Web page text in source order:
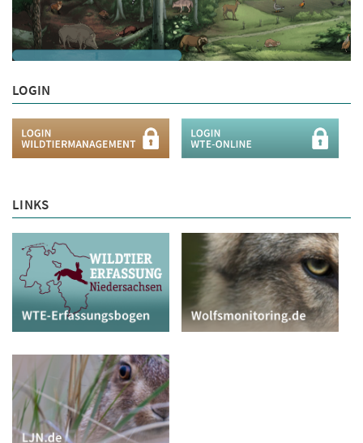
LOGIN
LINKS